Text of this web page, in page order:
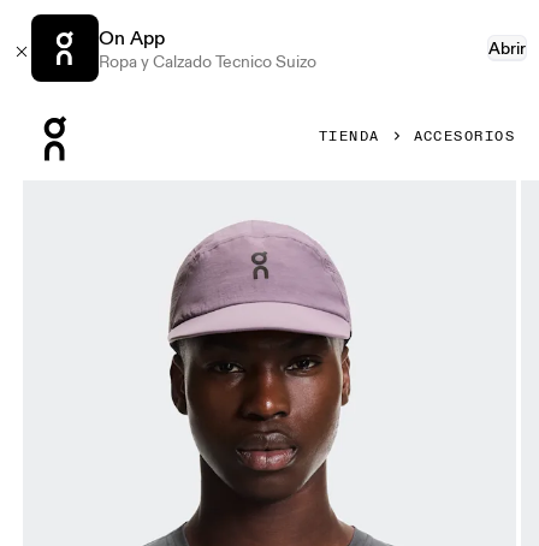
On App
Ropa y Calzado Tecnico Suizo
Abrir
TIENDA ACCESORIOS